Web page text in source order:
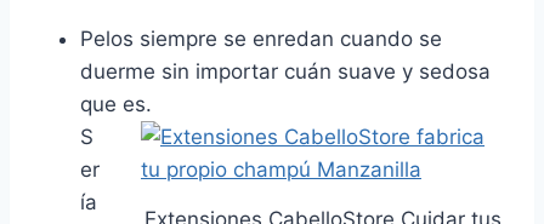
Pelos siempre se enredan cuando se
duerme sin importar cuán suave y sedosa
que es.
Extensiones CabelloStore Cuidar tus
S
er
ía